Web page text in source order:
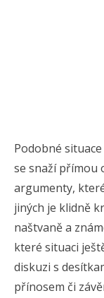
Podobné
se snaží přímou
argumenty,
jiných je klidně
naštvaně a
které situaci
diskuzi s
přínosem či